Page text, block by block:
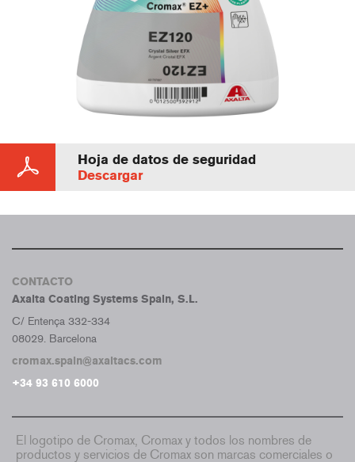
Hoja de datos de seguridad
Descargar
CONTACTO
Axalta Coating Systems Spain, S.L.
C/ Entença 332-334
08029. Barcelona
cromax.spain@axaltacs.com
+34 93 610 6000
El logotipo de Cromax, Cromax y todos los nombres de
productos y servicios de Cromax son marcas comerciales o